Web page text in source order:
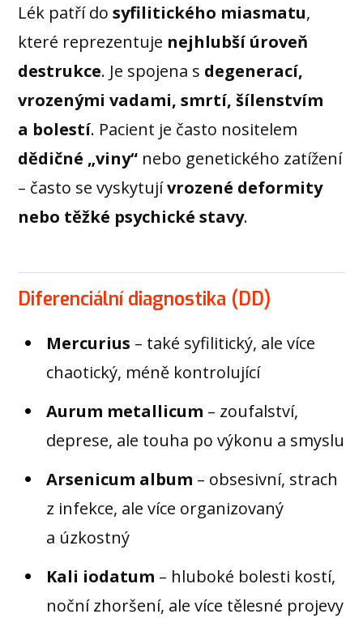
Lék patří dosyfilitického miasmatu,
které reprezentuje nejhlubší úroveň
destrukce. Je spojena s degenerací,
vrozenými vadami, smrtí, šílenstvím
a bolestí. Pacient je často nositelem
dědičné „viny“ nebo genetického zatížení
– často se vyskytujívrozené deformity
nebo těžké psychické stavy.
Diferenciální diagnostika (DD)
Mercurius – také syfilitický, ale více
chaotický, méně kontrolující
Aurum metallicum – zoufalství,
deprese, ale touha po výkonu a smyslu
Arsenicum album – obsesivní, strach
z infekce, ale více organizovaný
a úzkostný
Kali iodatum – hluboké bolesti kostí,
noční zhoršení, ale více tělesné projevy